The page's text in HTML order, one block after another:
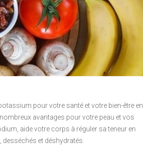
pour votre santé et votre bien-être en
avantages pour votre peau et vos
aide votre corps à réguler sa teneur en
et déshydratés.